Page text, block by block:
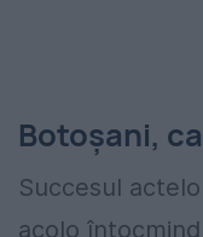
Botoșani,
Succesul
acolo